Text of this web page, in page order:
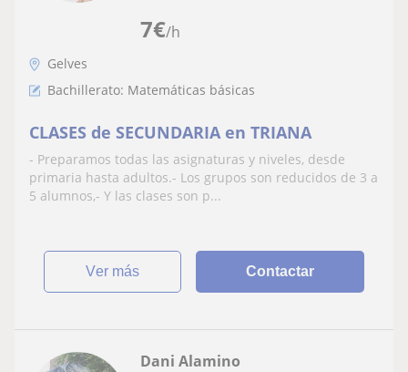
7€/h
Gelves
Bachillerato: Matemáticas básicas
CLASES de SECUNDARIA en TRIANA
- Preparamos todas las asignaturas y niveles, desde
primaria hasta adultos.- Los grupos son reducidos de 3 a
5 alumnos,- Y las clases son p...
ver más Contactar
Dani Alamino